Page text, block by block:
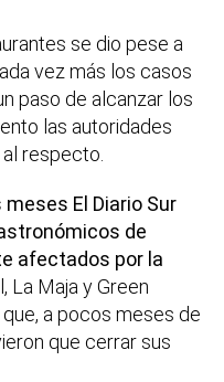
se dio pese a
vez más los casos
paso de alcanzar los
las autoridades
respecto.
El Diario Sur
de
afectados por la
La Maja y Green
a pocos meses de
que cerrar sus